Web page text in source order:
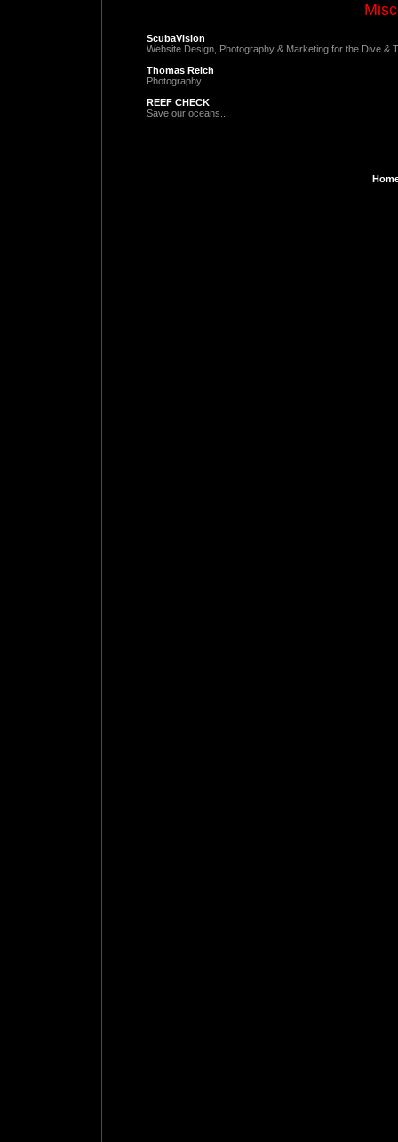
ScubaVision
Website Design, Photography & Marketing for the Dive
Thomas Reich
Photography
REEF CHECK
Save our oceans...